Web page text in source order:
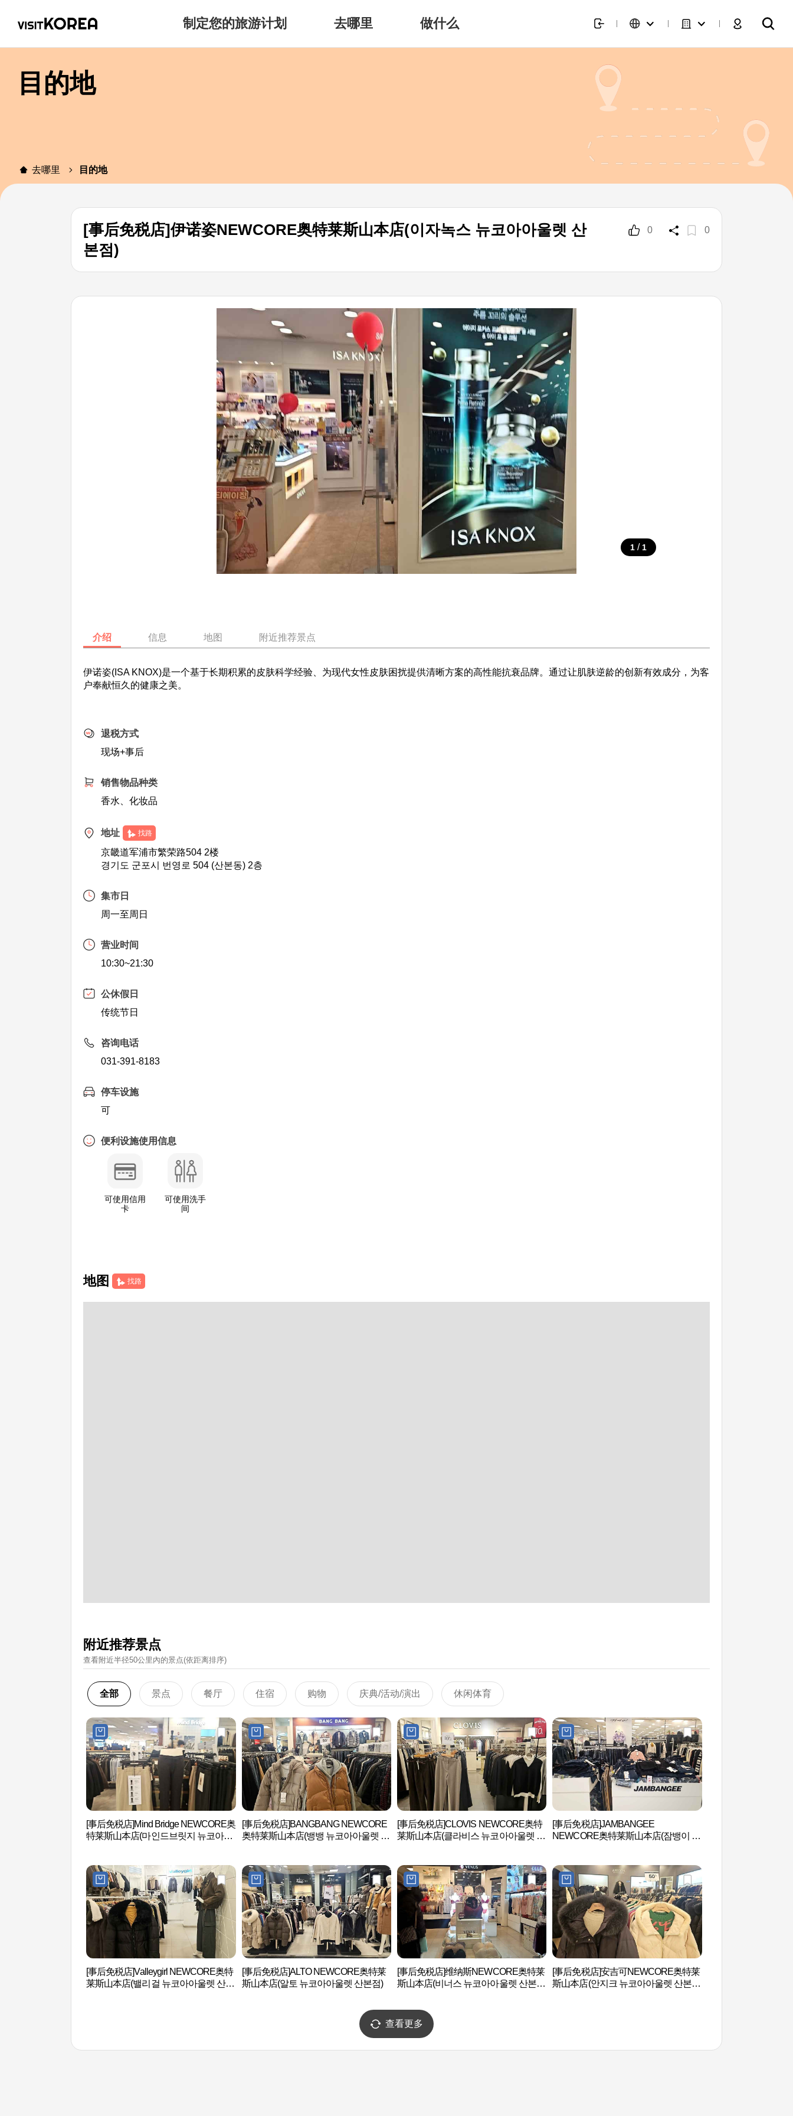
制定您的旅游计划 去哪里 做什么
目的地
去哪里 目的地
[事后免税店]伊诺姿NEWCORE奥特莱斯山本店(이자녹스 뉴코아아울렛 산
본점)
0 0
1 / 1
介绍 信息 地图 附近推荐景点
伊诺姿(ISA KNOX)是一个基于长期积累的皮肤科学经验、为现代女性皮肤困扰提供清晰方案的高性能抗衰品牌。通过让肌肤逆龄的创新有效成分，为客
户奉献恒久的健康之美。
退税方式
现场+事后
销售物品种类
香水、化妆品
地址 找路
京畿道军浦市繁荣路504 2楼
경기도 군포시 번영로 504 (산본동) 2층
集市日
周一至周日
营业时间
10:30~21:30
公休假日
传统节日
咨询电话
031-391-8183
停车设施
可
便利设施使用信息
可使用信用
卡
可使用洗手
间
地图 找路
附近推荐景点
查看附近半径50公里內的景点(依距离排序)
全部 景点 餐厅 住宿 购物 庆典/活动/演出 休闲体育
[事后免税店]Mind Bridge NEWCORE奥
特莱斯山本店(마인드브릿지 뉴코아아
[事后免税店]BANGBANG NEWCORE
奥特莱斯山本店(뱅뱅 뉴코아아울렛 산
[事后免税店]CLOVIS NEWCORE奥特
莱斯山本店(클라비스 뉴코아아울렛 산
[事后免税店]JAMBANGEE
NEWCORE奥特莱斯山本店(잠뱅이 뉴
[事后免税店]Valleygirl NEWCORE奥特
莱斯山本店(밸리걸 뉴코아아울렛 산본
[事后免税店]ALTO NEWCORE奥特莱
斯山本店(알토 뉴코아아울렛 산본점)
[事后免税店]维纳斯NEWCORE奥特莱
斯山本店(비너스 뉴코아아울렛 산본
[事后免税店]安吉可NEWCORE奥特莱
斯山本店(안지크 뉴코아아울렛 산본
查看更多